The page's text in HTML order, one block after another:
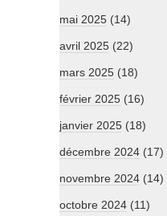
mai 2025 (14)
avril 2025 (22)
mars 2025 (18)
février 2025 (16)
janvier 2025 (18)
décembre 2024 (17)
novembre 2024 (14)
octobre 2024 (11)